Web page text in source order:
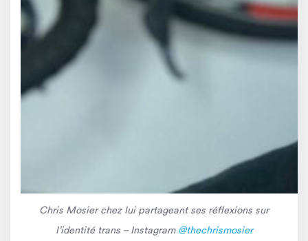
Chris Mosier chez lui partageant ses réflexions sur
l’identité trans – Instagram @thechrismosier